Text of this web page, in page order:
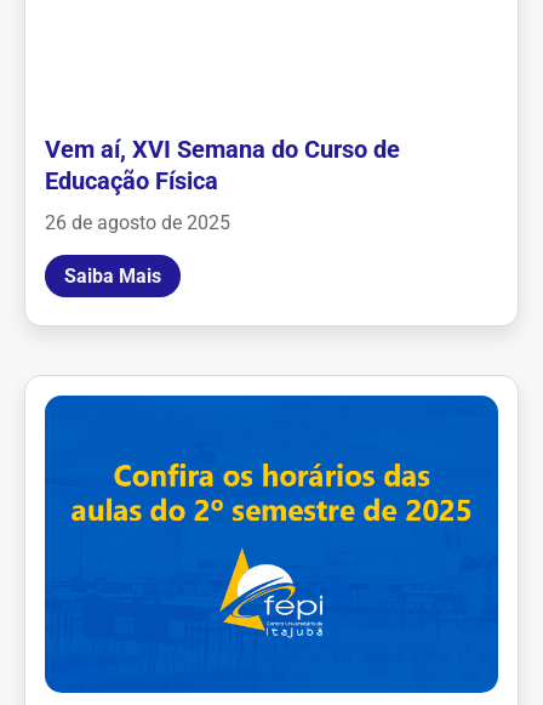
Vem aí, XVI Semana do Curso de
Educação Física
26 de agosto de 2025
Saiba Mais